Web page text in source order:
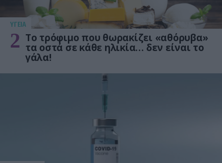
ΥΓΕΙΑ
2 Το τρόφιμο που θωρακίζει «αθόρυβα»
τα οστά σε κάθε ηλικία… δεν είναι το
γάλα!